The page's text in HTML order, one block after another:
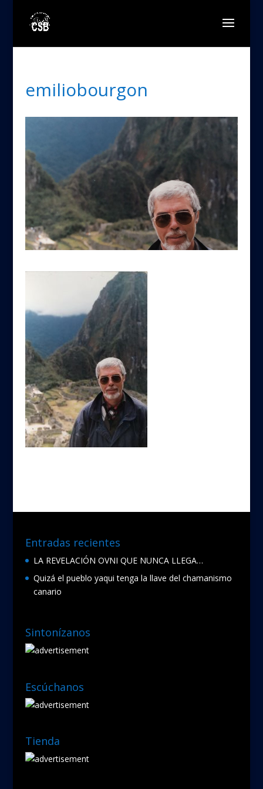
emiliobourgon
Entradas recientes
LA REVELACIÓN OVNI QUE NUNCA LLEGA…
Quizá el pueblo yaqui tenga la llave del chamanismo
canario
Sintonízanos
Escúchanos
Tienda